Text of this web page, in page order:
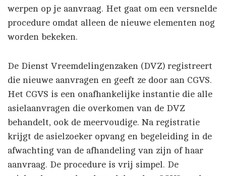
werpen op je aanvraag. Het gaat om een versnelde
procedure omdat alleen de nieuwe elementen nog
worden bekeken.
De Dienst Vreemdelingenzaken (DVZ) registreert
die nieuwe aanvragen en geeft ze door aan CGVS.
Het CGVS is een onafhankelijke instantie die alle
asielaanvragen die overkomen van de DVZ
behandelt, ook de meervoudige. Na registratie
krijgt de asielzoeker opvang en begeleiding in de
afwachting van de afhandeling van zijn of haar
aanvraag. De procedure is vrij simpel. De